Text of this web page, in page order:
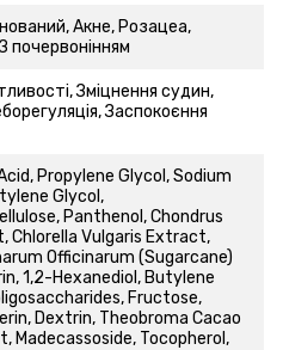
Акне, Розацеа,
почервонінням
Зміцнення судин,
Заспокоєння
Propylene Glycol, Sodium
Glycol,
Panthenol, Chondrus
Chlorella Vulgaris Extract,
Officinarum (Sugarcane)
1,2-Hexanediol, Butylene
Fructose,
Dextrin, Theobroma Cacao
Madecassoside, Tocopherol,